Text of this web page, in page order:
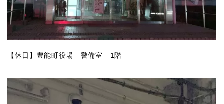
【休日】豊能町役場 警備室 1階